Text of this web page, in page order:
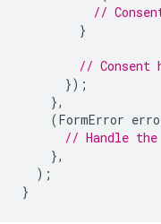
//
//
(FormError
// Handle